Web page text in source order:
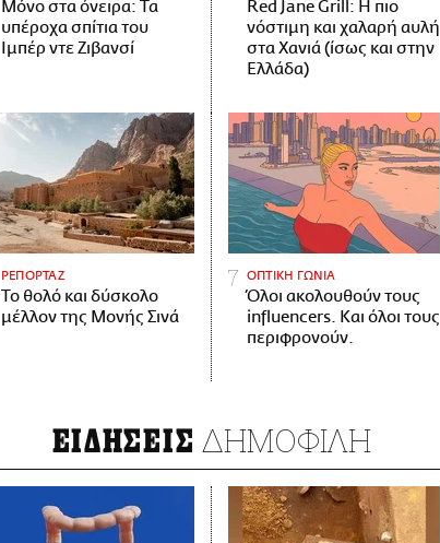
Μόνο στα όνειρα: Τα
υπέροχα σπίτια του
Ιμπέρ ντε Ζιβανσί
Red Jane Grill: Η πιο
νόστιμη και χαλαρή αυλή
στα Χανιά (ίσως και στην
Ελλάδα)
ΡΕΠΟΡΤΑΖ
Το θολό και δύσκολο
μέλλον της Μονής Σινά
ΟΠΤΙΚΗ ΓΩΝΙΑ
Όλοι ακολουθούν τους
influencers. Και όλοι τους
περιφρονούν.
ΕΙΔΗΣΕΙΣ ΔΗΜΟΦΙΛΗ